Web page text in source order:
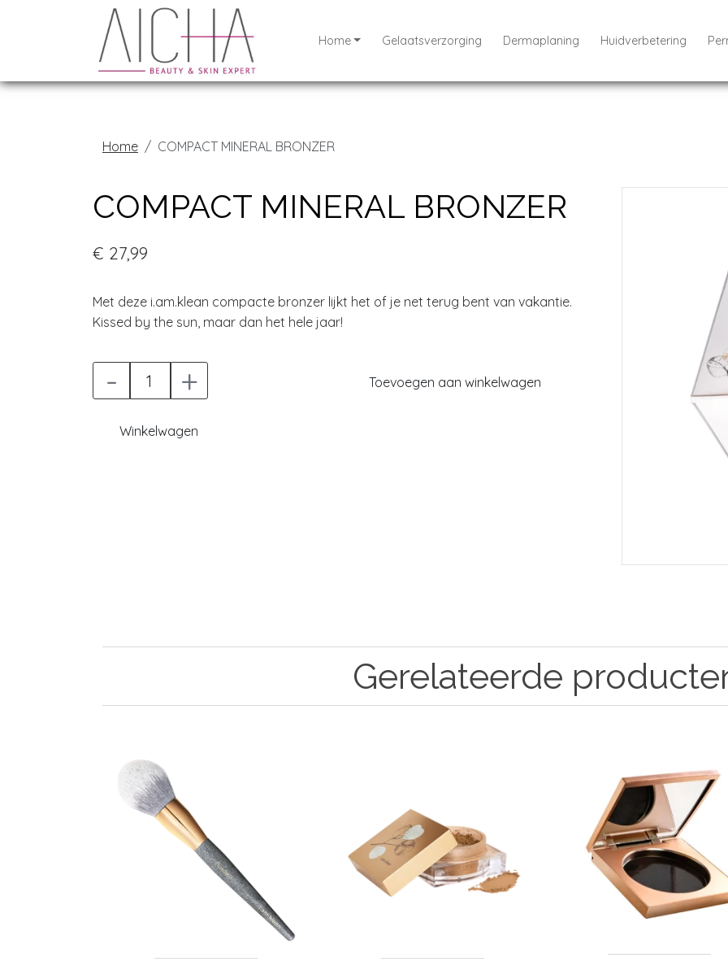
Home Gelaatsverzorging Dermaplaning Huidverbetering
Home COMPACT MINERAL BRONZER
COMPACT MINERAL BRONZER
€ 27,99
Met deze i.am.klean compacte bronzer lijkt het of je net terug bent van vakantie.
Kissed by the sun, maar dan het hele jaar!
- + Toevoegen aan winkelwagen
Winkelwagen
Gerelateerde